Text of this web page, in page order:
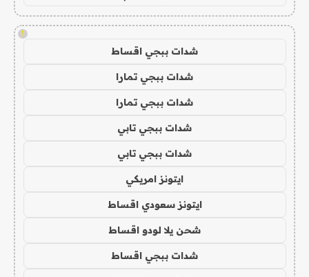
!
شدات ببجي اقساط
شدات ببجي تمارا
شدات ببجي تمارا
شدات ببجي تابي
شدات ببجي تابي
ايتونز امريكي
ايتونز سعودي اقساط
شحن يلا لودو اقساط
شدات ببجي اقساط